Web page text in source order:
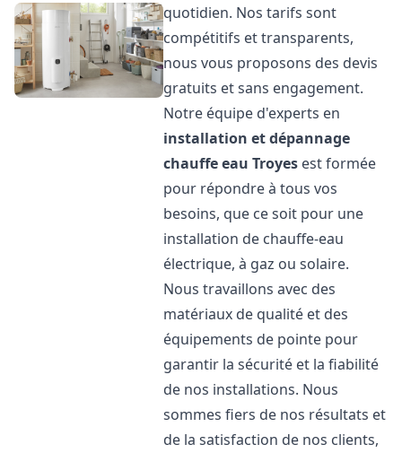
quotidien. Nos tarifs sont
compétitifs et transparents,
nous vous proposons des devis
gratuits et sans engagement.
Notre équipe d'experts en
installation et dépannage
chauffe eau Troyes est formée
pour répondre à tous vos
besoins, que ce soit pour une
installation de chauffe-eau
électrique, à gaz ou solaire.
Nous travaillons avec des
matériaux de qualité et des
équipements de pointe pour
garantir la sécurité et la fiabilité
de nos installations. Nous
sommes fiers de nos résultats et
de la satisfaction de nos clients,